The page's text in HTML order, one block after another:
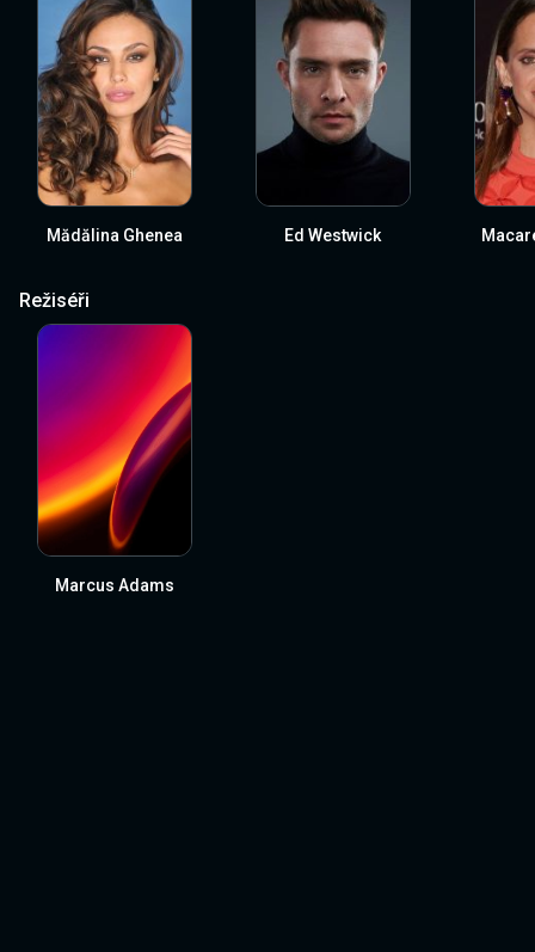
Mădălina Ghenea Ed Westwick
Režiséři
Marcus Adams